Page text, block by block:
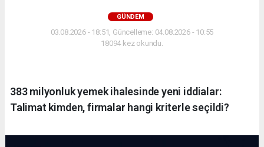
GÜNDEM
03.08.2026 - 18:51, Güncelleme: 04.08.2026 - 10:55
18094 kez okundu.
383 milyonluk yemek ihalesinde yeni iddialar:
Talimat kimden, firmalar hangi kriterle seçildi?